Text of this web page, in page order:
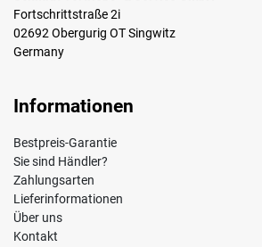
Fortschrittstraße 2i
02692 Obergurig OT Singwitz
Germany
Informationen
Bestpreis-Garantie
Sie sind Händler?
Zahlungsarten
Lieferinformationen
Über uns
Kontakt